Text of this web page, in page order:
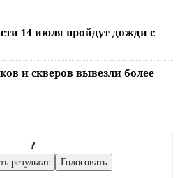
14 июля пройдут дожди с
и скверов вывезли более
?